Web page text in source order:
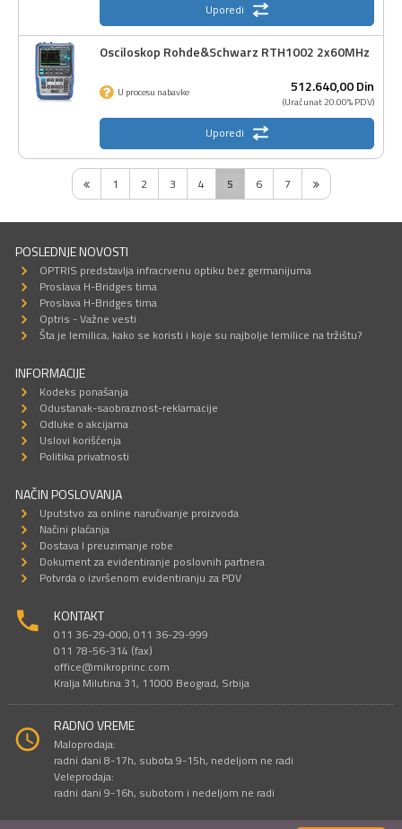
Uporedi
Osciloskop Rohde&Schwarz RTH1002 2x60MHz
512.640,00Din
(Uračunat 20.00% PDV)
U procesu nabavke
Uporedi
1 2 3 4 5 6 7
POSLEDNJE NOVOSTI
OPTRIS predstavlja infracrvenu optiku bez germanijuma
Proslava H-Bridges tima
Proslava H-Bridges tima
Optris - Važne vesti
Šta je lemilica, kako se koristi i koje su najbolje lemilice na tržištu?
INFORMACIJE
Kodeks ponašanja
Odustanak-saobraznost-reklamacije
Odluke o akcijama
Uslovi korišćenja
Politika privatnosti
NAČIN POSLOVANJA
Uputstvo za online naručivanje proizvoda
Načini plaćanja
Dostava I preuzimanje robe
Dokument za evidentiranje poslovnih partnera
Potvrda o izvršenom evidentiranju za PDV
KONTAKT
011 36-29-000; 011 36-29-999
011 78-56-314 (fax)
office@mikroprinc.com
Kralja Milutina 31, 11000 Beograd, Srbija
RADNO VREME
Maloprodaja:
radni dani 8-17h, subota 9-15h, nedeljom ne radi
Veleprodaja:
radni dani 9-16h, subotom i nedeljom ne radi